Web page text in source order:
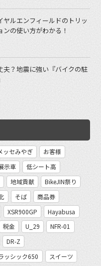
ヤルエンフィールドのトリッ
の使い方がわかる！
夫？地震に強い『バイクの駐
ッセみやぎ
お客様
示車
低シート高
地域貢献
BikeJIN祭り
そば
商品券
XSR900GP
Hayabusa
税金 U_29
NFR-01
DR-Z
ッシック650
スイーツ